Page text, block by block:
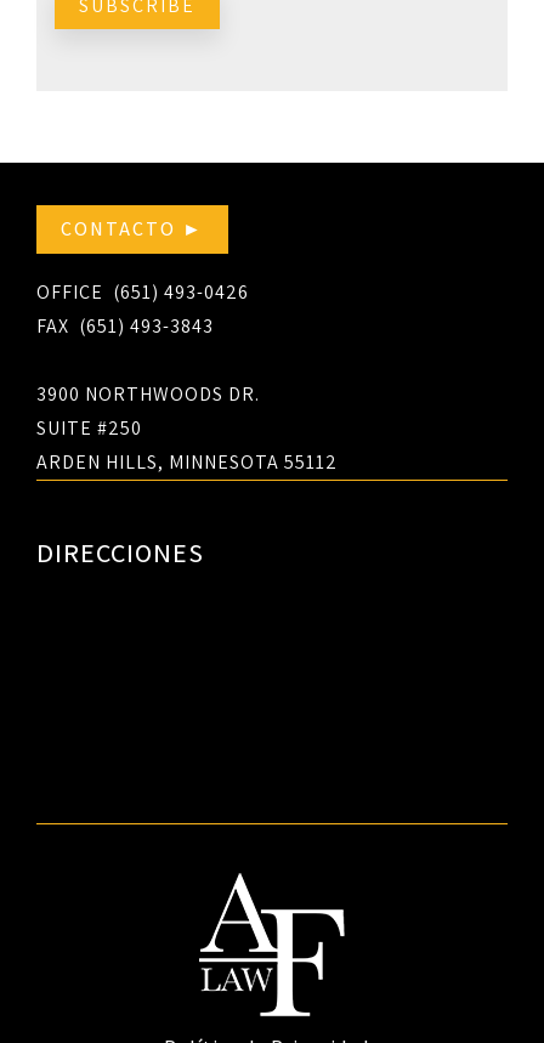
CONTACTO ►
OFFICE (651) 493-0426
FAX (651) 493-3843
3900 NORTHWOODS DR.
SUITE #250
ARDEN HILLS, MINNESOTA 55112
DIRECCIONES